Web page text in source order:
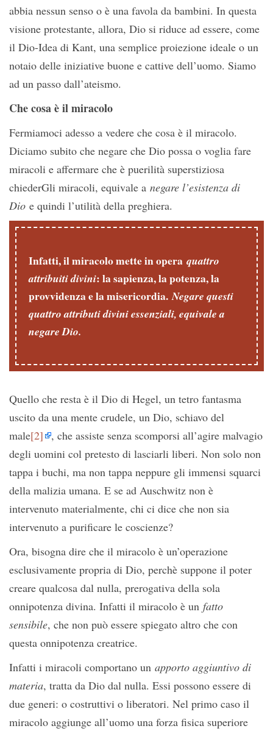
abbia nessun senso o è una favola da bambini. In questa
visione protestante, allora, Dio si riduce ad essere, come
il Dio-Idea di Kant, una semplice proiezione ideale o un
notaio delle iniziative buone e cattive dell’uomo. Siamo
ad un passo dall’ateismo.
Che cosa è il miracolo
Fermiamoci adesso a vedere che cosa è il miracolo.
Diciamo subito che negare che Dio possa o voglia fare
miracoli e affermare che è puerilità superstiziosa
chiederGli miracoli, equivale a negare l’esistenza di
Dio e quindi l’utilità della preghiera.
Infatti, il miracolo mette in opera quattro
attribuiti divini: la sapienza, la potenza, la
provvidenza e la misericordia.Negare questi
quattro attributi divini essenziali, equivale a
negare Dio.
Quello che resta è il Dio di Hegel, un tetro fantasma
uscito da una mente crudele, un Dio, schiavo del
male[2]
, che assiste senza scomporsi all’agire malvagio
degli uomini col pretesto di lasciarli liberi. Non solo non
tappa i buchi, ma non tappa neppure gli immensi squarci
della malizia umana. E se ad Auschwitz non è
intervenuto materialmente, chi ci dice che non sia
intervenuto a purificare le coscienze?
Ora, bisogna dire che il miracolo è un’operazione
esclusivamente propria di Dio, perchè suppone il poter
creare qualcosa dal nulla, prerogativa della sola
onnipotenza divina. Infatti il miracolo è un fatto
sensibile, che non può essere spiegato altro che con
questa onnipotenza creatrice.
Infatti i miracoli comportano un apporto aggiuntivo di
materia, tratta da Dio dal nulla. Essi possono essere di
due generi: o costruttivi o liberatori. Nel primo caso il
miracolo aggiunge all’uomo una forza fisica superiore